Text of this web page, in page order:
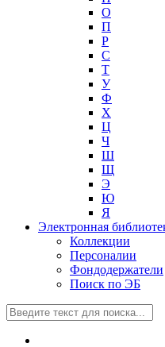
О
П
Р
С
Т
У
Ф
Х
Ц
Ч
Ш
Щ
Э
Ю
Я
Электронная
Коллекции
Персоналии
Фондодержатели
Поиск по ЭБ